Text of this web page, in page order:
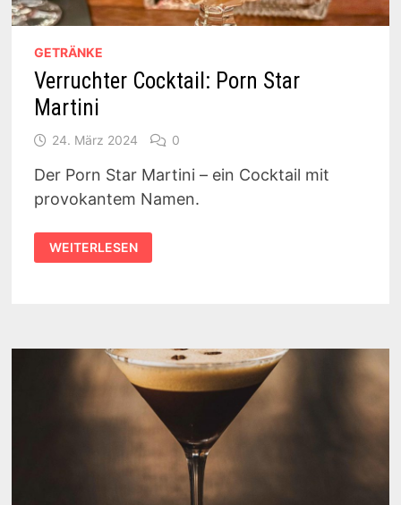
GETRÄNKE
Verruchter Cocktail: Porn Star
Martini
24. März 2024 0
Der Porn Star Martini – ein Cocktail mit
provokantem Namen.
VERRUCHTER
COCKTAIL:
PORN
WEITERLESEN